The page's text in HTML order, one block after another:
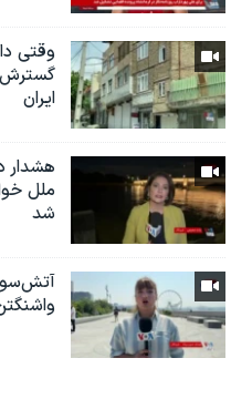
وقتی
گسترش
ایران
هشدار
ملل
شد